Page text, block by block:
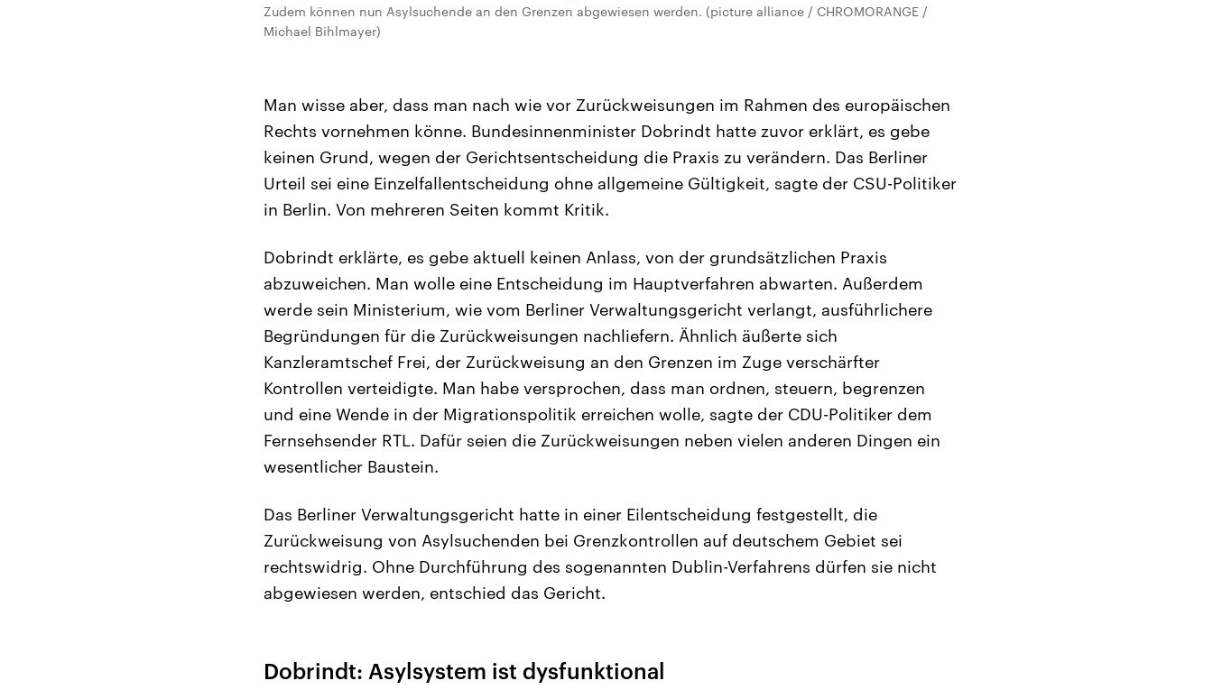
Zudem können nun Asylsuchende an den Grenzen abgewiesen werden. (picture alliance / CHROMORANGE /
Michael Bihlmayer)
Man wisse aber, dass man nach wie vor Zurückweisungen im Rahmen des europäischen
Rechts vornehmen könne. Bundesinnenminister Dobrindt hatte zuvor erklärt, es gebe
keinen Grund, wegen der Gerichtsentscheidung die Praxis zu verändern. Das Berliner
Urteil sei eine Einzelfallentscheidung ohne allgemeine Gültigkeit, sagte der CSU-Politiker
in Berlin. Von mehreren Seiten kommt Kritik.
Dobrindt erklärte, es gebe aktuell keinen Anlass, von der grundsätzlichen Praxis
abzuweichen. Man wolle eine Entscheidung im Hauptverfahren abwarten. Außerdem
werde sein Ministerium, wie vom Berliner Verwaltungsgericht verlangt, ausführlichere
Begründungen für die Zurückweisungen nachliefern. Ähnlich äußerte sich
Kanzleramtschef Frei, der Zurückweisung an den Grenzen im Zuge verschärfter
Kontrollen verteidigte. Man habe versprochen, dass man ordnen, steuern, begrenzen
und eine Wende in der Migrationspolitik erreichen wolle, sagte der CDU-Politiker dem
Fernsehsender RTL. Dafür seien die Zurückweisungen neben vielen anderen Dingen ein
wesentlicher Baustein.
Das Berliner Verwaltungsgericht hatte in einer Eilentscheidung festgestellt, die
Zurückweisung von Asylsuchenden bei Grenzkontrollen auf deutschem Gebiet sei
rechtswidrig. Ohne Durchführung des sogenannten Dublin-Verfahrens dürfen sie nicht
abgewiesen werden, entschied das Gericht.
Dobrindt: Asylsystem ist dysfunktional